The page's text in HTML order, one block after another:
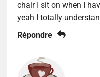
chair I sit on when I
yeah I totally
Répondre